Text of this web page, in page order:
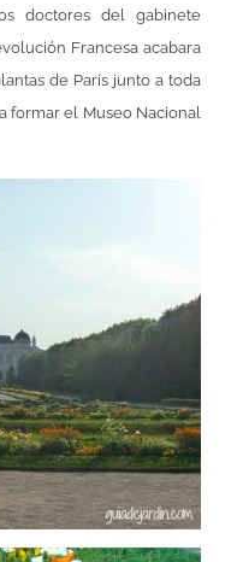
doctores del gabinete
Francesa acabara
de París junto a toda
formar el Museo Nacional